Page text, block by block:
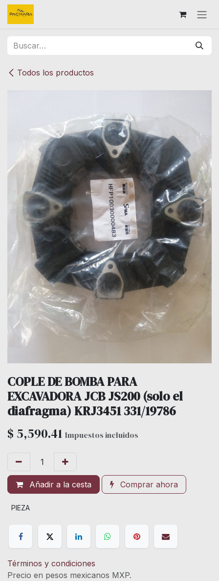
Ir al contenido
Todos los productos
COPLE DE BOMBA PARA
EXCAVADORA JCB JS200 (solo el
diafragma) KRJ3451 331/19786
$ 5,590.41 Impuestos incluidos
Añadir a la cesta Comprar ahora
PIEZA
Términos y condiciones
Precio en pesos mexicanos MXP.